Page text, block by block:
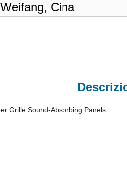
Weifang, Cina